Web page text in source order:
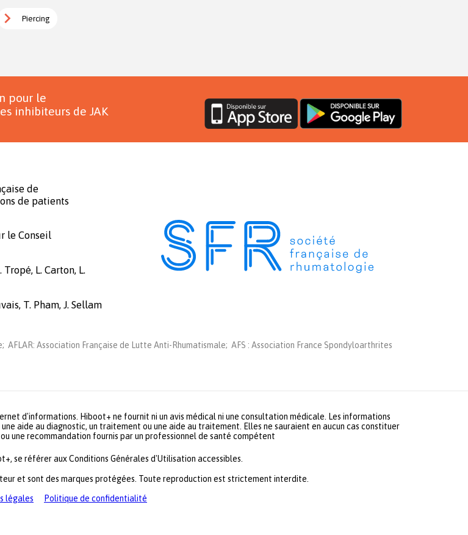
Piercing
pour le
inhibiteurs de JAK
de
de patients
le Conseil
Tropé, L. Carton, L.
T. Pham, J. Sellam
Association Française de Lutte Anti-Rhumatismale; AFS : Association France Spondyloarthrites
d'informations. Hiboot+ ne fournit ni un avis médical ni une consultation médicale. Les informations
aide au diagnostic, un traitement ou une aide au traitement. Elles ne sauraient en aucun cas constituer
une recommandation fournis par un professionnel de santé compétent
se référer aux Conditions Générales d'Utilisation accessibles.
et sont des marques protégées. Toute reproduction est strictement interdite.
légales
Politique de confidentialité